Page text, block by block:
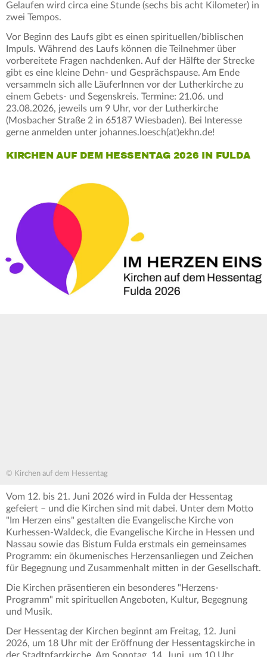
Gelaufen wird circa eine Stunde (sechs bis acht Kilometer) in
zwei Tempos.
Vor Beginn des Laufs gibt es einen spirituellen/biblischen
Impuls. Während des Laufs können die Teilnehmer über
vorbereitete Fragen nachdenken. Auf der Hälfte der Strecke
gibt es eine kleine Dehn- und Gesprächspause. Am Ende
versammeln sich alle LäuferInnen vor der Lutherkirche zu
einem Gebets- und Segenskreis. Termine: 21.06. und
23.08.2026, jeweils um 9 Uhr, vor der Lutherkirche
(Mosbacher Straße 2 in 65187 Wiesbaden). Bei Interesse
gerne anmelden unter johannes.loesch(at)ekhn.de!
KIRCHEN AUF DEM HESSENTAG 2026 IN FULDA
© Kirchen auf dem Hessentag
Vom 12. bis 21. Juni 2026 wird in Fulda der Hessentag
gefeiert – und die Kirchen sind mit dabei. Unter dem Motto
"Im Herzen eins" gestalten die Evangelische Kirche von
Kurhessen-Waldeck, die Evangelische Kirche in Hessen und
Nassau sowie das Bistum Fulda erstmals ein gemeinsames
Programm: ein ökumenisches Herzensanliegen und Zeichen
für Begegnung und Zusammenhalt mitten in der Gesellschaft.
Die Kirchen präsentieren ein besonderes "Herzens-
Programm" mit spirituellen Angeboten, Kultur, Begegnung
und Musik.
Der Hessentag der Kirchen beginnt am Freitag, 12. Juni
2026, um 18 Uhr mit der Eröffnung der Hessentagskirche in